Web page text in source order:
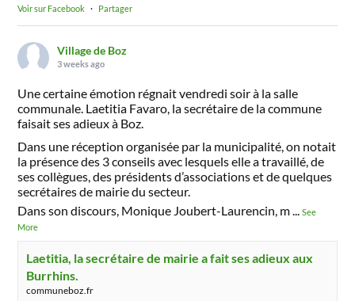
Voir sur Facebook · Partager
Village de Boz
3 weeks ago
Une certaine émotion régnait vendredi soir à la salle
communale. Laetitia Favaro, la secrétaire de la commune
faisait ses adieux à Boz.
Dans une réception organisée par la municipalité, on notait
la présence des 3 conseils avec lesquels elle a travaillé, de
ses collègues, des présidents d’associations et de quelques
secrétaires de mairie du secteur.
Dans son discours, Monique Joubert-Laurencin, m...See
More
Laetitia, la secrétaire de mairie a fait ses adieux aux
Burrhins.
communeboz.fr